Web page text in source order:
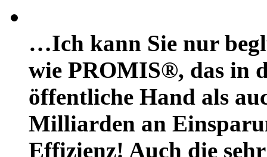
…Ich kann Sie nur
wie PROMIS®, das in
öffentliche Hand als
Milliarden an
Effizienz! Auch die